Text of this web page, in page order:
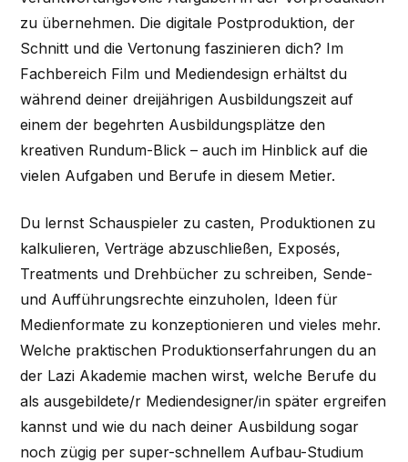
zu übernehmen. Die digitale Postproduktion, der
Schnitt und die Vertonung faszinieren dich? Im
Fachbereich Film und Mediendesign erhältst du
während deiner dreijährigen Ausbildungszeit auf
einem der begehrten Ausbildungsplätze den
kreativen Rundum-Blick – auch im Hinblick auf die
vielen Aufgaben und Berufe in diesem Metier.
Du lernst Schauspieler zu casten, Produktionen zu
kalkulieren, Verträge abzuschließen, Exposés,
Treatments und Drehbücher zu schreiben, Sende-
und Aufführungsrechte einzuholen, Ideen für
Medienformate zu konzeptionieren und vieles mehr.
Welche praktischen Produktionserfahrungen du an
der Lazi Akademie machen wirst, welche Berufe du
als ausgebildete/r Mediendesigner/in später ergreifen
kannst und wie du nach deiner Ausbildung sogar
noch zügig per super-schnellem Aufbau-Studium